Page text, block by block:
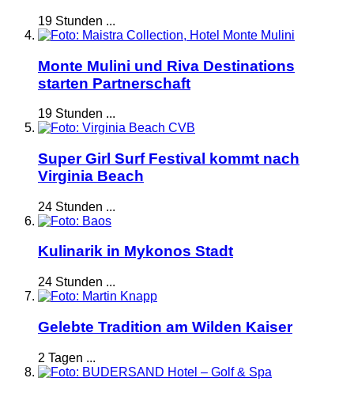
19 Stunden ...
Monte Mulini und Riva Destinations
starten Partnerschaft
19 Stunden ...
Super Girl Surf Festival kommt nach
Virginia Beach
24 Stunden ...
Kulinarik in Mykonos Stadt
24 Stunden ...
Gelebte Tradition am Wilden Kaiser
2 Tagen ...